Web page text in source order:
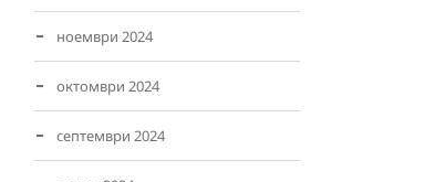
ноември 2024
октомври 2024
септември 2024